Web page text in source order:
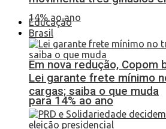
Em nova redução, Copom
para 14% ao ano
Educação
Brasil
Lei garante frete mínimo
cargas; saiba o que muda